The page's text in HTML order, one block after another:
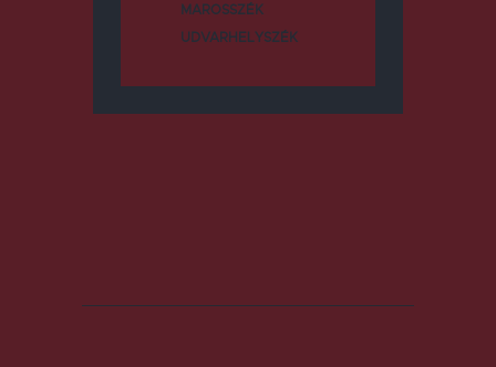
MAROSSZÉK
UDVARHELYSZÉK